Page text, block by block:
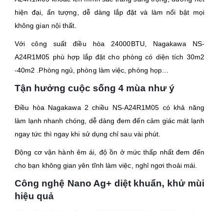
hiện đại, ấn tượng, dễ dàng lắp đặt và làm nổi bật mọi
không gian nội thất.
Với công suất điều hòa 24000BTU, Nagakawa NS-
A24R1M05 phù hợp lắp đặt cho phòng có diện tích 30m2
-40m2 .Phòng ngủ, phòng làm việc, phòng họp…
Tận hưởng cuộc sống 4 mùa như ý
Điều hòa Nagakawa 2 chiều NS-A24R1M05 có khả năng
làm lạnh nhanh chóng, dễ dàng đem đến cảm giác mát lạnh
ngay tức thì ngay khi sử dụng chỉ sau vài phút.
Động cơ vận hành êm ái, độ ồn ở mức thấp nhất đem đến
cho bạn không gian yên tĩnh làm việc, nghỉ ngơi thoải mái.
Công nghệ Nano Ag+ diệt khuẩn, khử mùi
hiệu quả